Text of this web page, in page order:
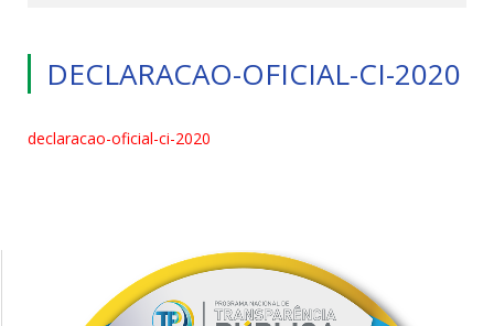
DECLARACAO-OFICIAL-CI-2020
declaracao-oficial-ci-2020